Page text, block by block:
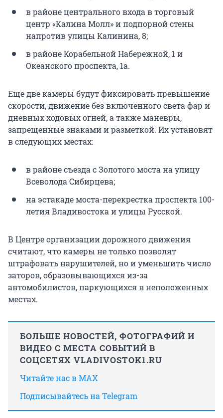
в районе центрального входа в торговый
центр «Калина Молл» и подпорной стены
напротив улицы Калинина, 8;
в районе Корабельной Набережной, 1 и
Океанского проспекта, 1а.
Еще две камеры будут фиксировать превышение
скорости, движение без включенного света фар и
дневных ходовых огней, а также маневры,
запрещенные знаками и разметкой. Их установят
в следующих местах:
в районе съезда с Золотого моста на улицу
Всеволода Сибирцева;
на эстакаде моста-перекрестка проспекта 100-
летия Владивостока и улицы Русской.
В Центре организации дорожного движения
считают, что камеры не только позволят
штрафовать нарушителей, но и уменьшить число
заторов, образовывающихся из-за
автомобилистов, паркующихся в неположенных
местах.
БОЛЬШЕ НОВОСТЕЙ, ФОТОГРАФИЙ И
ВИДЕО С МЕСТА СОБЫТИЙ В
СОЦСЕТЯХ VLADIVOSTOK1.RU
Читайте нас в MAX
Подписывайтесь на Telegram